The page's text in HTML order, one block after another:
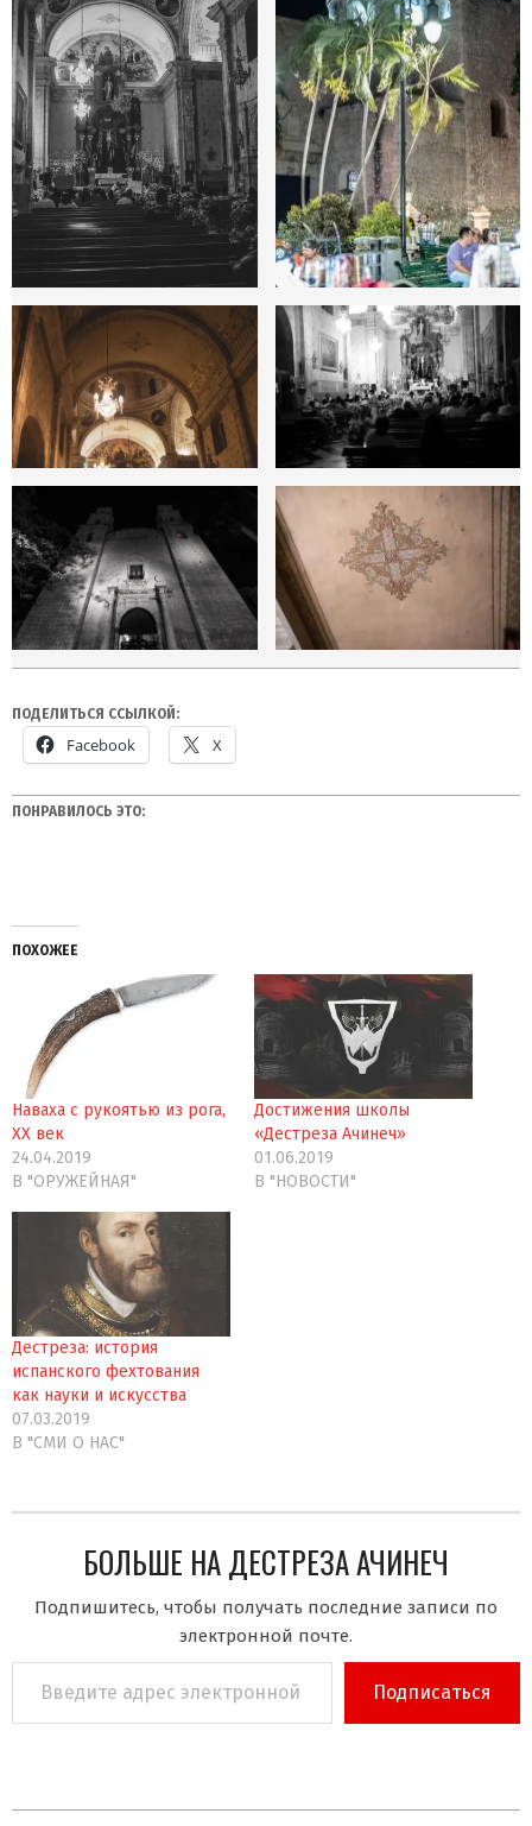
ПОДЕЛИТЬСЯ ССЫЛКОЙ:
Facebook X
ПОНРАВИЛОСЬ ЭТО:
ПОХОЖЕЕ
Наваха с рукоятью из рога,
XX век
24.04.2019
В "ОРУЖЕЙНАЯ"
Достижения школы
«Дестреза Ачинеч»
01.06.2019
В "НОВОСТИ"
Дестреза: история
испанского фехтования
как науки и искусства
07.03.2019
В "СМИ О НAC"
БОЛЬШЕ НА ДЕСТРЕЗА АЧИНЕЧ
Подпишитесь, чтобы получать последние записи по
электронной почте.
адрес
электронной
Подписаться